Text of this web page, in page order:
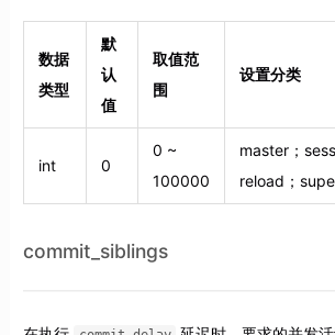
数据
类型
默
认
值
取值范
围
设置分类
int 0
0 ~
100000
master；
reload；
commit_siblings